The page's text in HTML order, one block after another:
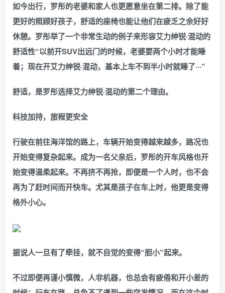
如今出行，罗彤的老婆和家人也更愿意坐在第二排。除了能
更好的照顾好孩子，舒适的座椅也能让他们在疲乏之余好好
休憩。罗彤举了一个非常生动的例子来形容艾力绅锐·混动的
舒适性“以前开SUV出远门的时候，老婆要两个小时才能睡
着；现在开艾力绅锐·混动，基本上车不到半小时就睡了···”
舒适，是罗彤选择艾力绅锐·混动的第二个理由。
科技加持，旅程更安全
行驶在前往海洋馆的路上，车辆开始变得越来越多，路况也
开始变得复杂起来。成为一名父亲后，罗彤的开车风格也开
始变得温柔起来。不再挤不再抢，即便是一个人时，也不会
再为了赶时间而开快车。尤其是孩子在车上时，他更是变得
格外小心。
据说人一旦有了牵挂，就不自觉的变得“胆小”起来。
不过即便再谨小慎微，人非机器，也总会有疲倦和开小差的